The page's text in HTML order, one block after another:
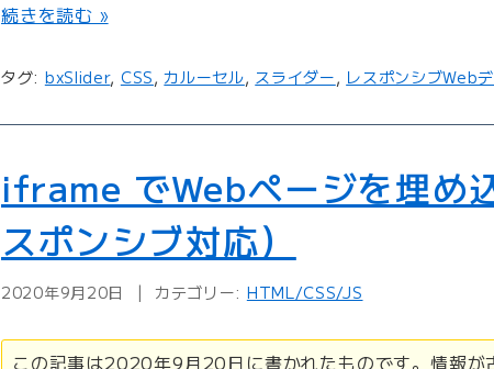
“
x
S
l
d
e
r
の
ル
セ
続きを読む »
タグ: bxSlider, CSS,カルーセル, スライダー, レスポンシブWeb
iframe でWebページを埋め
スポンシブ対応）
2020年9月20日 カテゴリー: HTML/CSS/JS
この記事は2020年9月20日に書かれたものです。情報が